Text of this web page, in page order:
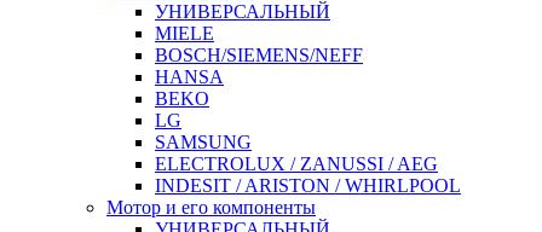
УНИВЕРСАЛЬНЫЙ
MIELE
BOSCH/SIEMENS/NEFF
HANSA
BEKO
LG
SAMSUNG
ELECTROLUX / ZANUSSI / AEG
INDESIT / ARISTON / WHIRLPOOL
Мотор и его компоненты